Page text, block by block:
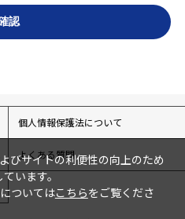
個人情報保護法について
よくある質問
びサイトの利便性の向上のため
います。
ついてはこちらをご覧くださ